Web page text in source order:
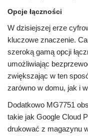
Opcje łączności
W dzisiejszej erze
kluczowe znaczenie.
szeroką gamą opcji
umożliwiając
zwiększając w ten
zarówno w domu, jak i
Dodatkowo MG7751
takie jak Google Cloud
drukować z magazynu